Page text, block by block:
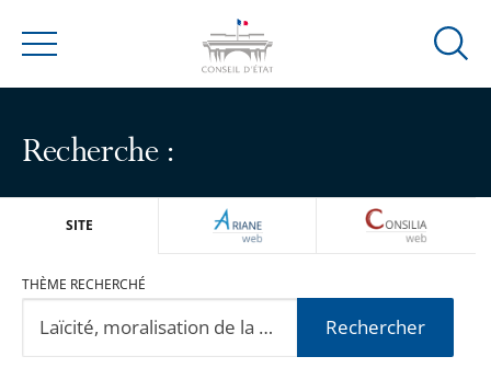
Menu
Ouvrir
Recherche :
SITE ARIANEWEB
THÈME RECHERCHÉ
Rechercher